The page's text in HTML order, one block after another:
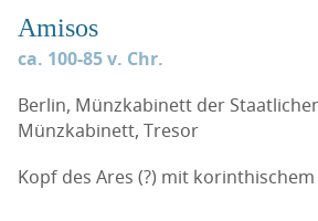
Amisos
ca. 100-85 v. Chr.
Berlin, Münzkabinett der
Münzkabinett, Tresor
Kopf des Ares (?) mit